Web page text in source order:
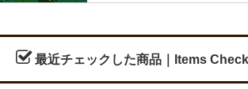
最近チェックした商品｜Items